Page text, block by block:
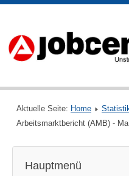
Aktuelle Seite: Home
Arbeitsmarktbericht (AMB) -
Hauptmenü